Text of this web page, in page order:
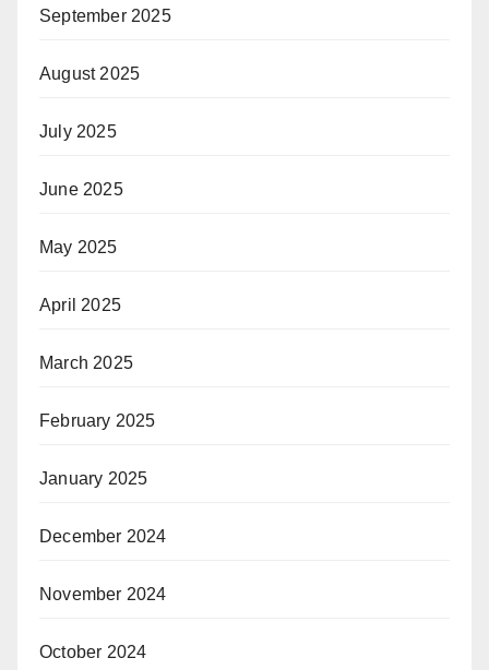
September 2025
August 2025
July 2025
June 2025
May 2025
April 2025
March 2025
February 2025
January 2025
December 2024
November 2024
October 2024